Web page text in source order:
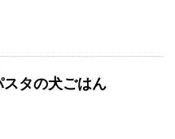
スタの犬ごはん